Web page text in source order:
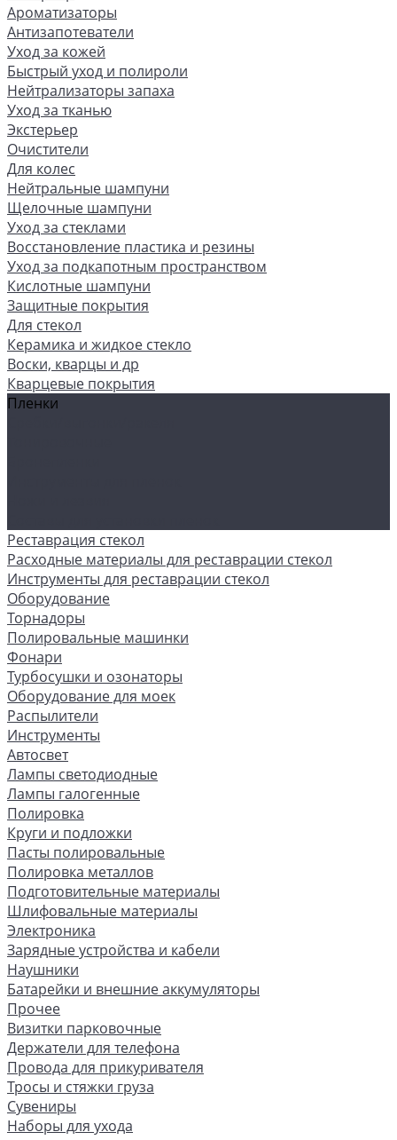
Ароматизаторы
Антизапотеватели
Уход за кожей
Быстрый уход и полироли
Нейтрализаторы запаха
Уход за тканью
Экстерьер
Очистители
Для колес
Нейтральные шампуни
Щелочные шампуни
Уход за стеклами
Восстановление пластика и резины
Уход за подкапотным пространством
Кислотные шампуни
Защитные покрытия
Для стекол
Керамика и жидкое стекло
Воски, кварцы и др
Кварцевые покрытия
Пленки
Реставрация стекол
Расходные материалы для реставрации стекол
Инструменты для реставрации стекол
Оборудование
Торнадоры
Полировальные машинки
Фонари
Турбосушки и озонаторы
Оборудование для моек
Распылители
Инструменты
Автосвет
Лампы светодиодные
Лампы галогенные
Полировка
Круги и подложки
Пасты полировальные
Полировка металлов
Подготовительные материалы
Шлифовальные материалы
Электроника
Зарядные устройства и кабели
Наушники
Батарейки и внешние аккумуляторы
Прочее
Визитки парковочные
Держатели для телефона
Провода для прикуривателя
Тросы и стяжки груза
Сувениры
Наборы для ухода